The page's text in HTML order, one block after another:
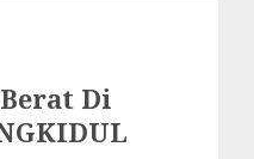
Di